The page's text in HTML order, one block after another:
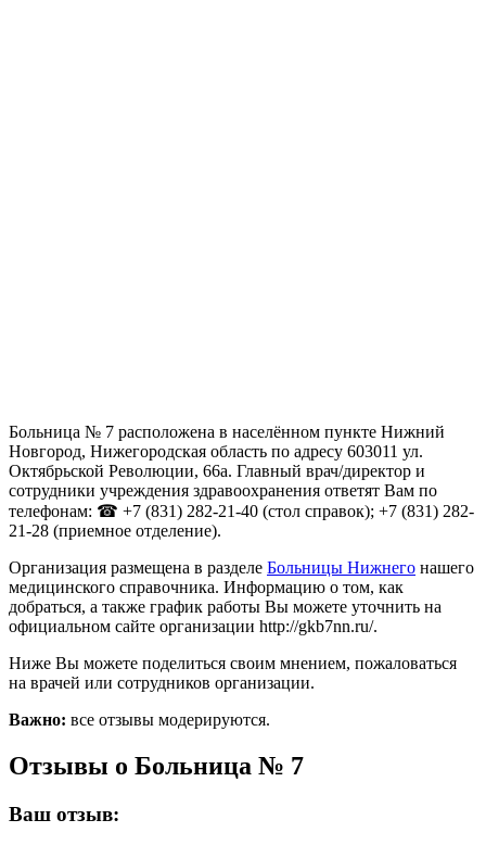
Больница № 7 расположена в населённом пункте Нижний
Новгород, Нижегородская область по адресу 603011 ул.
Октябрьской Революции, 66а. Главный врач/директор и
сотрудники учреждения здравоохранения ответят Вам по
телефонам: ☎ +7 (831) 282-21-40 (стол справок); +7 (831) 282-
21-28 (приемное отделение).
Организация размещена в разделе Больницы Нижнего нашего
медицинского справочника. Информацию о том, как
добраться, а также график работы Вы можете уточнить на
официальном сайте организации http://gkb7nn.ru/.
Ниже Вы можете поделиться своим мнением, пожаловаться
на врачей или сотрудников организации.
Важно: все отзывы модерируются.
Отзывы о Больница № 7
Ваш отзыв: